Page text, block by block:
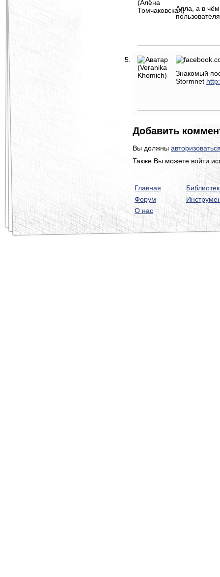
Алла, а в чём
Знакомый
Stormnet
Добавить
Вы должны
Также Вы можете войти
Главная
Форум
О нас